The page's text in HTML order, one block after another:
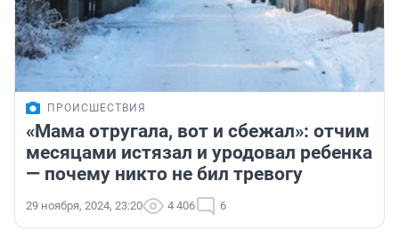
ПРОИСШЕСТВИЯ
«Мама отругала, вот и сбежал»: отчим
месяцами истязал и уродовал ребенка
— почему никто не бил тревогу
29 ноября, 2024, 23:20 4 406 6